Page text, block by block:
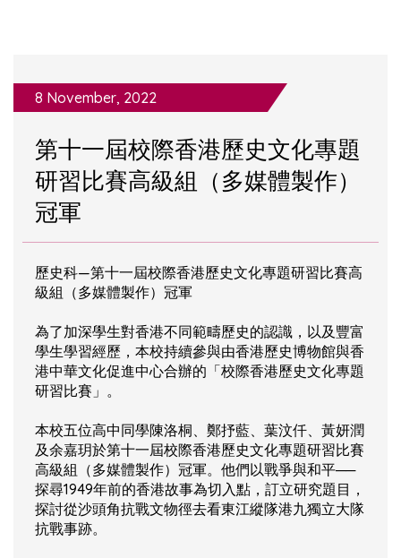
8 November, 2022
第十一屆校際香港歷史文化專題
研習比賽高級組（多媒體製作）
冠軍
歷史科—第十一屆校際香港歷史文化專題研習比賽高
級組（多媒體製作）冠軍
為了加深學生對香港不同範疇歷史的認識，以及豐富
學生學習經歷，本校持續參與由香港歷史博物館與香
港中華文化促進中心合辦的「校際香港歷史文化專題
研習比賽」。
本校五位高中同學陳洛桐、鄭抒藍、葉汶仟、黃妍潤
及余嘉玥於第十一屆校際香港歷史文化專題研習比賽
高級組（多媒體製作）冠軍。他們以戰爭與和平──
探尋1949年前的香港故事為切入點，訂立研究題目，
探討從沙頭角抗戰文物徑去看東江縱隊港九獨立大隊
抗戰事跡。